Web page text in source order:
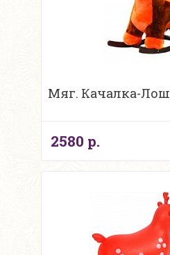
Мяг. Качалка-
2580 р.